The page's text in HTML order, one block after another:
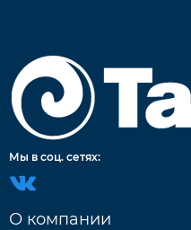
Мы в соц. сетях:
О компании